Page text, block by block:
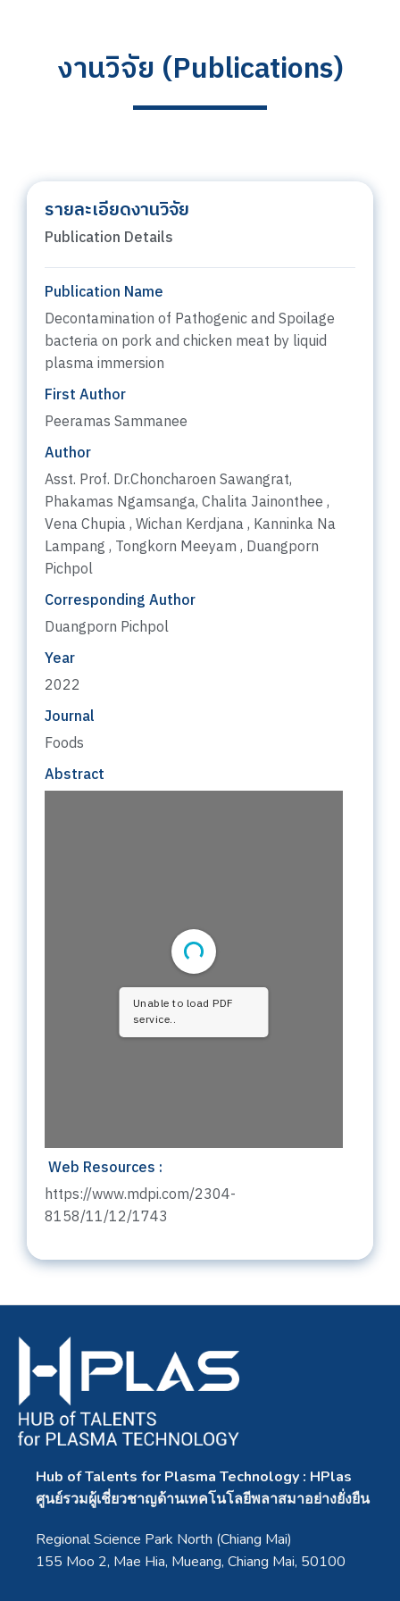
งานวิจัย (Publications)
รายละเอียดงานวิจัย
Publication Details
Publication Name
Decontamination of Pathogenic and Spoilage
bacteria on pork and chicken meat by liquid
plasma immersion
First Author
Peeramas Sammanee
Author
Asst. Prof. Dr.Choncharoen Sawangrat,
Phakamas Ngamsanga, Chalita Jainonthee ,
Vena Chupia , Wichan Kerdjana , Kanninka Na
Lampang , Tongkorn Meeyam , Duangporn
Pichpol
Corresponding Author
Duangporn Pichpol
Year
2022
Journal
Foods
Abstract
Unable to load PDF
service..
Web Resources :
https://www.mdpi.com/2304-
8158/11/12/1743
Hub of Talents for Plasma Technology : HPlas
ศูนย์รวมผู้เชี่ยวชาญด้านเทคโนโลยีพลาสมาอย่างยั่งยืน
Regional Science Park North (Chiang Mai)
155 Moo 2, Mae Hia, Mueang, Chiang Mai, 50100